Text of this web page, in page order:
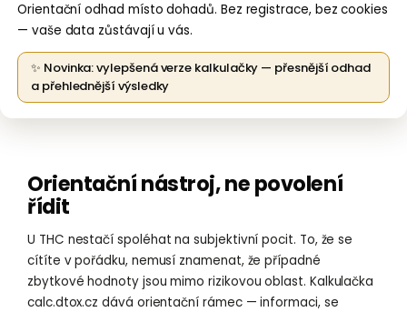
Orientační odhad místo dohadů. Bez registrace, bez cookies
— vaše data zůstávají u vás.
✨ Novinka: vylepšená verze kalkulačky — přesnější odhad
a přehlednější výsledky
Orientační nástroj, ne povolení
řídit
U THC nestačí spoléhat na subjektivní pocit. To, že se
cítíte v pořádku, nemusí znamenat, že případné
zbytkové hodnoty jsou mimo rizikovou oblast. Kalkulačka
calc.dtox.cz dává orientační rámec — informaci, se